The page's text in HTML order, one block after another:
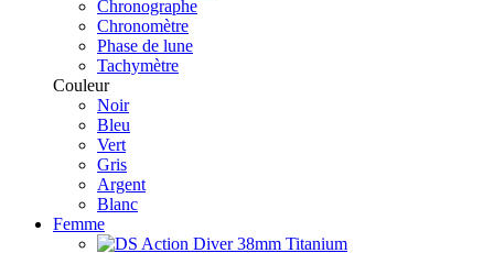
Chronographe
Chronomètre
Phase de lune
Tachymètre
Couleur
Noir
Bleu
Vert
Gris
Argent
Blanc
Femme